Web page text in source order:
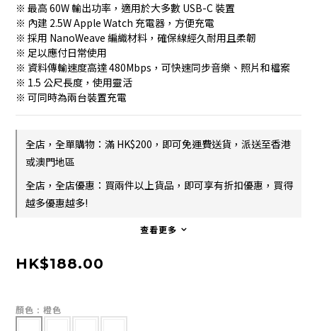
※ 最高 60W 輸出功率，適用於大多數 USB-C 裝置
※ 內建 2.5W Apple Watch 充電器，方便充電
※ 採用 NanoWeave 編織材料，確保線經久耐用且柔韌
※ 足以應付日常使用
※ 資料傳輸速度高達 480Mbps，可快速同步音樂、照片和檔案
※ 1.5 公尺長度，使用靈活
※ 可同時為兩台裝置充電
全店，全單購物：滿 HK$200，即可免運費送貨，派送至香港
或澳門地區
全店，全店優惠：買兩件以上貨品，即可享有折扣優惠，買得
越多優惠越多!
查看更多
HK$188.00
顏色 : 橙色